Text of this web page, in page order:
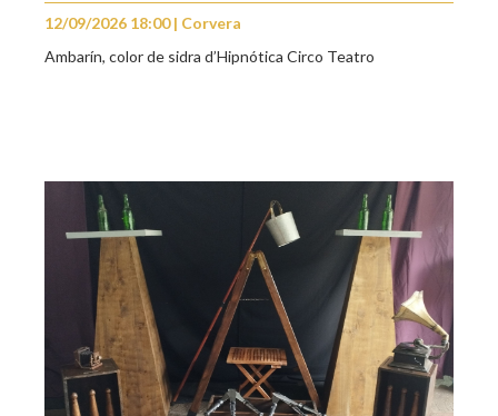
12/09/2026 18:00 | Corvera
Ambarín, color de sidra d’Hipnótica Circo Teatro